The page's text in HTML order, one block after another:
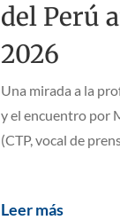
del Perú
2026
Una mirada a la
y el encuentro por
(CTP, vocal de
Leer más